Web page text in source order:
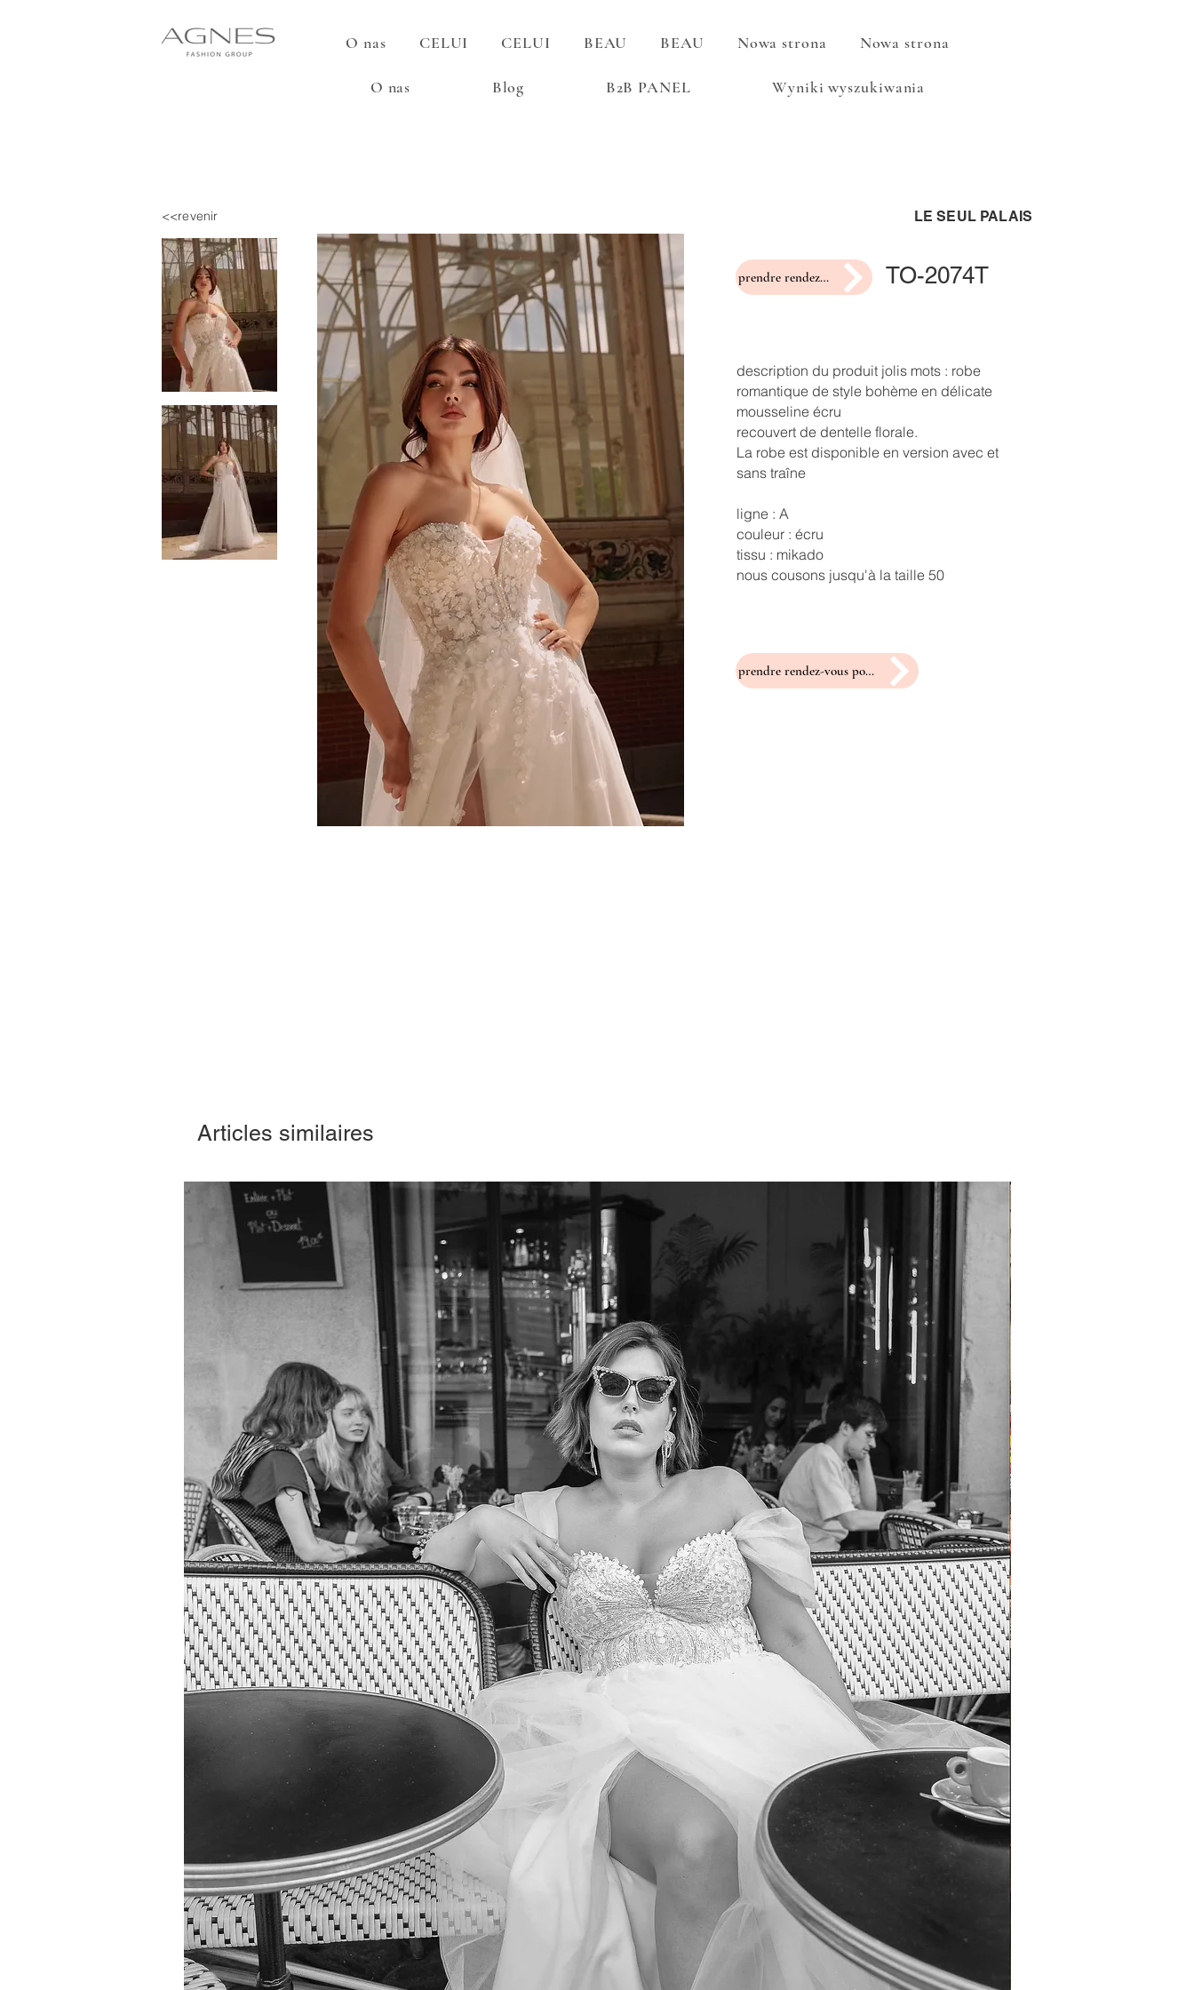
O nas CELUI CELUI BEAU BEAU Nowa strona Nowa strona
O nas Blog B2B PANEL Wyniki wyszukiwania
<<revenir LE SEUL PALAIS
prendre rendez-vous pour un essayage TO-2074T
description du produit jolis mots : robe
romantique de style bohème en délicate
mousseline écru
recouvert de dentelle florale.
La robe est disponible en version avec et
sans traîne
ligne : A
couleur : écru
tissu : mikado
nous cousons jusqu'à la taille 50
prendre rendez-vous pour un essayage
Articles similaires